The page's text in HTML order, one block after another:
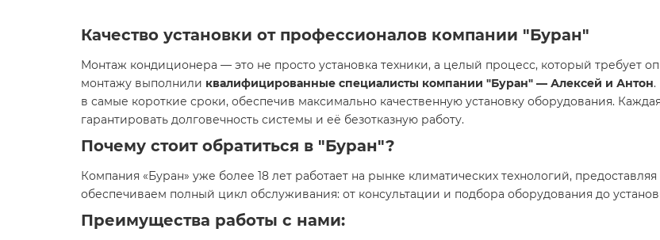
Качество установки от профессионалов компании "Буран"
Монтаж кондиционера — это не просто установка техники, а целый процесс, который требует
монтажу выполнили квалифицированные специалисты компании "Буран" — Алексей и Антон.
в самые короткие сроки, обеспечив максимально качественную установку оборудования.
гарантировать долговечность системы и её безотказную работу.
Почему стоит обратиться в "Буран"?
Компания «Буран» уже более 18 лет работает на рынке климатических технологий, предоставляя
обеспечиваем полный цикл обслуживания: от консультации и подбора оборудования до
Преимущества работы с нами: